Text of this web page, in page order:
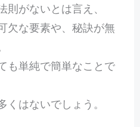
則がないとは言え、
欠な要素や、秘訣が無
も単純で簡単なことで
はないでしょう。